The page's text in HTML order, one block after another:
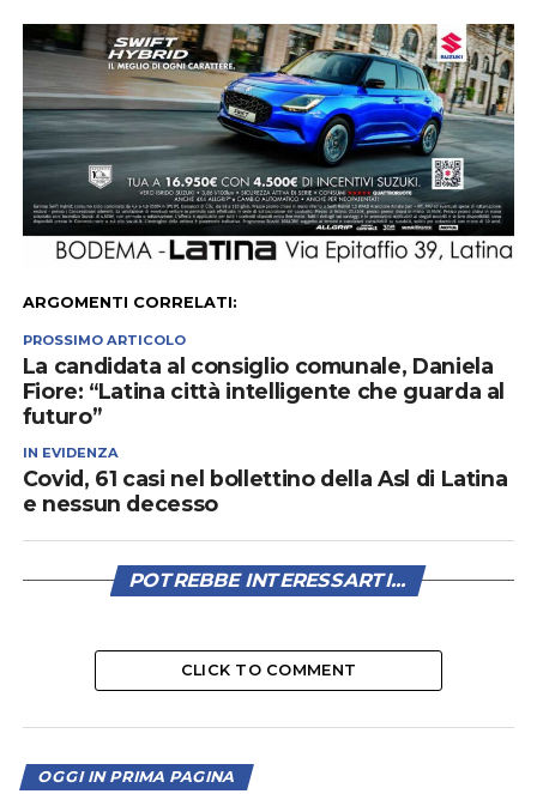
ARGOMENTI CORRELATI:
PROSSIMO ARTICOLO
La candidata al consiglio comunale, Daniela
Fiore: “Latina città intelligente che guarda al
futuro”
IN EVIDENZA
Covid, 61 casi nel bollettino della Asl di Latina
e nessun decesso
POTREBBE INTERESSARTI...
CLICK TO COMMENT
OGGI IN PRIMA PAGINA